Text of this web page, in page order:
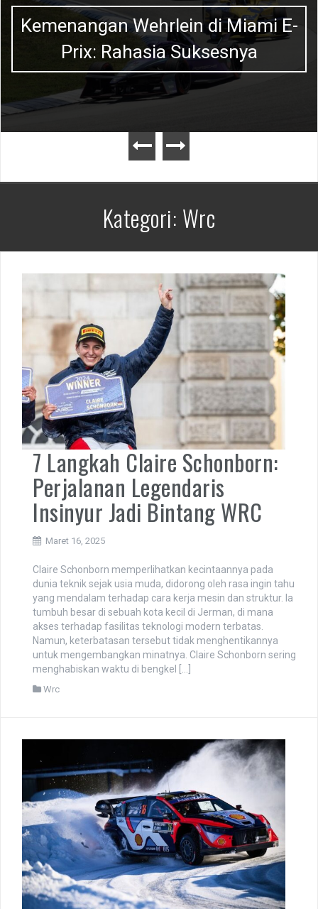
Kemenangan Wehrlein di Miami E-
Prix: Rahasia Suksesnya
Kategori: Wrc
7 Langkah Claire Schonborn:
Perjalanan Legendaris
Insinyur Jadi Bintang WRC
Maret 16, 2025
Claire Schonborn memperlihatkan kecintaannya pada
dunia teknik sejak usia muda, didorong oleh rasa ingin tahu
yang mendalam terhadap cara kerja mesin dan struktur. Ia
tumbuh besar di sebuah kota kecil di Jerman, di mana
akses terhadap fasilitas teknologi modern terbatas.
Namun, keterbatasan tersebut tidak menghentikannya
untuk mengembangkan minatnya. Claire Schonborn sering
menghabiskan waktu di bengkel […]
Wrc